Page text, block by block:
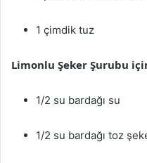
1 çimdik tuz
Limonlu Şeker Şurubu
1/2 su bardağı su
1/2 su bardağı toz